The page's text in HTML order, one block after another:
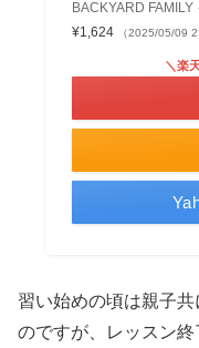
BACKYARD
¥1,624
（2025/05/09
＼楽
習い始めの頃は親子
のですが、レッスン